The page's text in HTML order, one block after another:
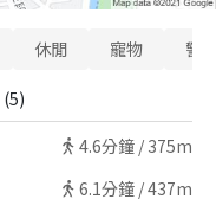
休閒 寵物 警
(5)
4.6分鐘 / 375m
6.1分鐘 /437m